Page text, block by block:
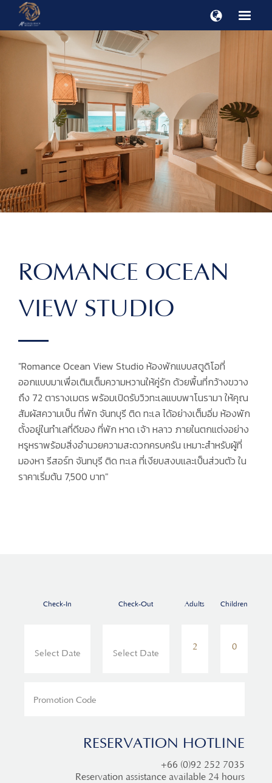
ROMANCE OCEAN
VIEW STUDIO
"Romance Ocean View Studio ห้องพักแบบสตูดิโอที่
ออกแบบมาเพื่อเติมเต็มความหวานให้คู่รัก ด้วยพื้นที่กว้างขวาง
ถึง 72 ตารางเมตร พร้อมเปิดรับวิวทะเลแบบพาโนรามา ให้คุณ
สัมผัสความเป็น ที่พัก จันทบุรี ติด ทะเล ได้อย่างเต็มอิ่ม ห้องพัก
ตั้งอยู่ในทำเลที่ดีของ ที่พัก หาด เจ้า หลาว ภายในตกแต่งอย่าง
หรูหราพร้อมสิ่งอำนวยความสะดวกครบครัน เหมาะสำหรับผู้ที่
มองหา รีสอร์ท จันทบุรี ติด ทะเล ที่เงียบสงบและเป็นส่วนตัว ใน
ราคาเริ่มต้น 7,500 บาท"
Check-In Check-Out Adults Children
RESERVATION HOTLINE
+66 (0)92 252 7035
Reservation assistance available 24 hours